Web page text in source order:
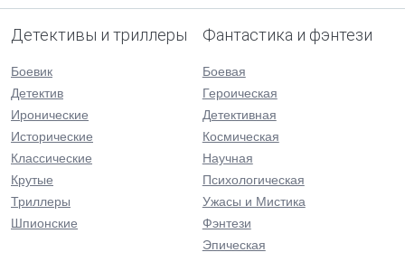
Детективы и триллеры
Боевик
Детектив
Иронические
Исторические
Классические
Крутые
Триллеры
Шпионские
Фантастика и фэнтези
Боевая
Героическая
Детективная
Космическая
Научная
Психологическая
Ужасы и Мистика
Фэнтези
Эпическая